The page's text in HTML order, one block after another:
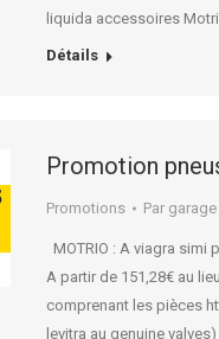
liquida accessoires
Détails
Promotion
Promotions Par garage
MOTRIO : A viagra simi
A partir de 151,28€ au
comprenant les pièces
levitra au genuine